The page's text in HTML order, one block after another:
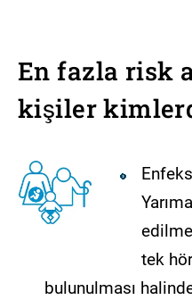
En fazla risk
kişiler
tek
bulunulması